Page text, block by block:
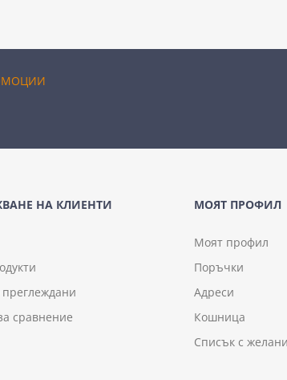
НА КЛИЕНТИ
сравнение
МОЯТ ПРОФИЛ
Моят профил
Поръчки
Адреси
Кошница
Списък с